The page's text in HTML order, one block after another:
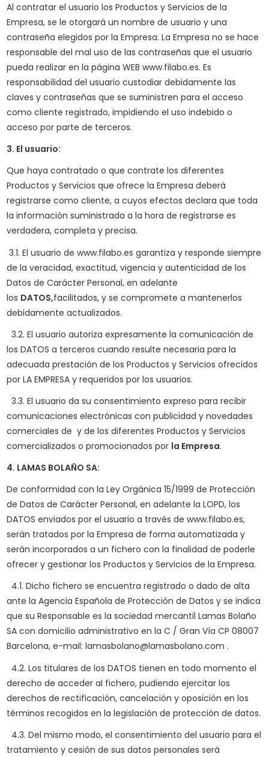
Al contratar el usuario los Productos y Servicios de la
Empresa, se le otorgará un nombre de usuario y una
contraseña elegidos por la Empresa. La Empresa no se hace
responsable del mal uso de las contraseñas que el usuario
pueda realizar en la página WEB www.filabo.es. Es
responsabilidad del usuario custodiar debidamente las
claves y contraseñas que se suministren para el acceso
como cliente registrado, impidiendo el uso indebido o
acceso por parte de terceros.
3. El usuario:
Que haya contratado o que contrate los diferentes
Productos y Servicios que ofrece la Empresa deberá
registrarse como cliente, a cuyos efectos declara que toda
la información suministrada a la hora de registrarse es
verdadera, completa y precisa.
3.1. El usuario de www.filabo.es garantiza y responde siempre
de la veracidad, exactitud, vigencia y autenticidad de los
Datos de Carácter Personal, en adelante
los DATOS,facilitados, y se compromete a mantenerlos
debidamente actualizados.
3.2. El usuario autoriza expresamente la comunicación de
los DATOS a terceros cuando resulte necesaria para la
adecuada prestación de los Productos y Servicios ofrecidos
por LA EMPRESA y requeridos por los usuarios.
3.3. El usuario da su consentimiento expreso para recibir
comunicaciones electrónicas con publicidad y novedades
comerciales de y de los diferentes Productos y Servicios
comercializados o promocionados por la Empresa.
4. LAMAS BOLAÑO SA:
De conformidad con la Ley Orgánica 15/1999 de Protección
de Datos de Carácter Personal, en adelante la LOPD, los
DATOS enviados por el usuario a través de www.filabo.es,
serán tratados por la Empresa de forma automatizada y
serán incorporados a un fichero con la finalidad de poderle
ofrecer y gestionar los Productos y Servicios de la Empresa.
4.1. Dicho fichero se encuentra registrado o dado de alta
ante la Agencia Española de Protección de Datos y se indica
que su Responsable es la sociedad mercantil Lamas Bolaño
SA con domicilio administrativo en la C / Gran Vía CP 08007
Barcelona, e-mail: lamasbolano@lamasbolano.com .
4.2. Los titulares de los DATOS tienen en todo momento el
derecho de acceder al fichero, pudiendo ejercitar los
derechos de rectificación, cancelación y oposición en los
términos recogidos en la legislación de protección de datos.
4.3. Del mismo modo, el consentimiento del usuario para el
tratamiento y cesión de sus datos personales será